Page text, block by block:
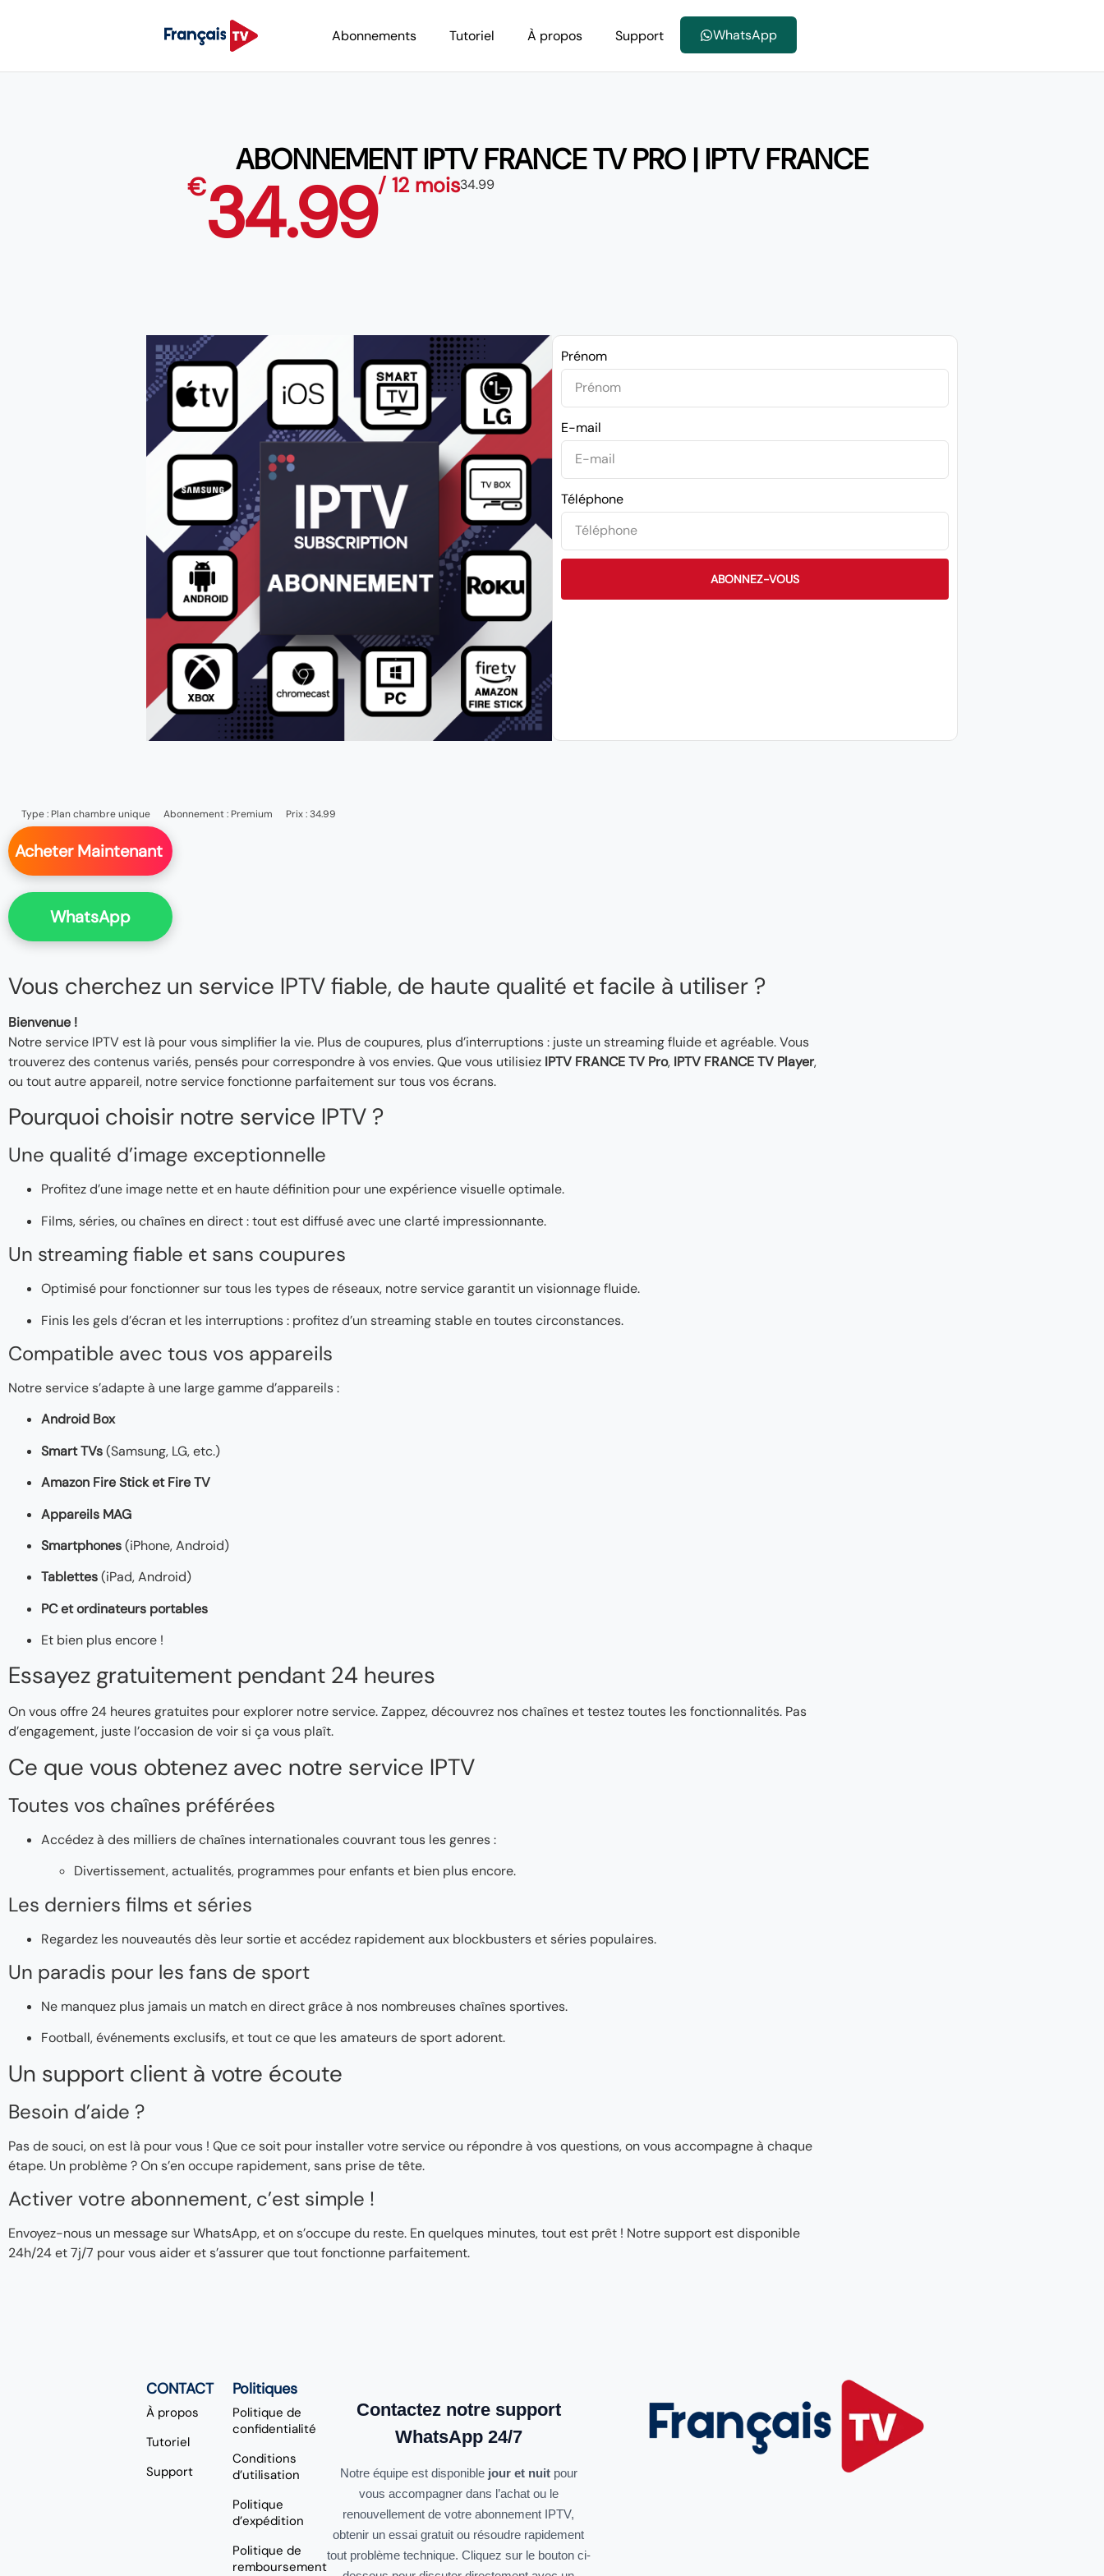
Abonnements Tutoriel À propos Support WhatsApp
ABONNEMENT IPTV FRANCE TV PRO | IPTV FRANCE
€34.99/ 12 mois34.99
Prénom
E-mail
Téléphone
ABONNEZ-VOUS
Type : Plan chambre unique Abonnement : Premium Prix : 34.99
Acheter Maintenant
WhatsApp
Vous cherchez un service IPTV fiable, de haute qualité et facile à utiliser ?
Bienvenue !
Notre service IPTV est là pour vous simplifier la vie. Plus de coupures, plus d’interruptions : juste un streaming fluide et agréable. Vous
trouverez des contenus variés, pensés pour correspondre à vos envies. Que vous utilisiez IPTV FRANCE TV Pro, IPTV FRANCE TV Player,
ou tout autre appareil, notre service fonctionne parfaitement sur tous vos écrans.
Pourquoi choisir notre service IPTV ?
Une qualité d’image exceptionnelle
Profitez d’une image nette et en haute définition pour une expérience visuelle optimale.
Films, séries, ou chaînes en direct : tout est diffusé avec une clarté impressionnante.
Un streaming fiable et sans coupures
Optimisé pour fonctionner sur tous les types de réseaux, notre service garantit un visionnage fluide.
Finis les gels d’écran et les interruptions : profitez d’un streaming stable en toutes circonstances.
Compatible avec tous vos appareils
Notre service s’adapte à une large gamme d’appareils :
Android Box
Smart TVs(Samsung, LG, etc.)
Amazon Fire Stick et Fire TV
Appareils MAG
Smartphones(iPhone, Android)
Tablettes(iPad, Android)
PC et ordinateurs portables
Et bien plus encore !
Essayez gratuitement pendant 24 heures
On vous offre 24 heures gratuites pour explorer notre service. Zappez, découvrez nos chaînes et testez toutes les fonctionnalités. Pas
d’engagement, juste l’occasion de voir si ça vous plaît.
Ce que vous obtenez avec notre service IPTV
Toutes vos chaînes préférées
Accédez à des milliers de chaînes internationales couvrant tous les genres :
Divertissement, actualités, programmes pour enfants et bien plus encore.
Les derniers films et séries
Regardez les nouveautés dès leur sortie et accédez rapidement aux blockbusters et séries populaires.
Un paradis pour les fans de sport
Ne manquez plus jamais un match en direct grâce à nos nombreuses chaînes sportives.
Football, événements exclusifs, et tout ce que les amateurs de sport adorent.
Un support client à votre écoute
Besoin d’aide ?
Pas de souci, on est là pour vous ! Que ce soit pour installer votre service ou répondre à vos questions, on vous accompagne à chaque
étape. Un problème ? On s’en occupe rapidement, sans prise de tête.
Activer votre abonnement, c’est simple !
Envoyez-nous un message sur WhatsApp, et on s’occupe du reste. En quelques minutes, tout est prêt ! Notre support est disponible
24h/24 et 7j/7 pour vous aider et s’assurer que tout fonctionne parfaitement.
CONTACT
À propos
Tutoriel
Support
Politiques
Politique de
confidentialité
Conditions
d’utilisation
Politique
d’expédition
Politique de
remboursement
Contactez notre support
WhatsApp 24/7
Notre équipe est disponible jour et nuitpour
vous accompagner dans l’achat ou le
renouvellement de votre abonnement IPTV,
obtenir un essai gratuit ou résoudre rapidement
tout problème technique. Cliquez sur le bouton ci-